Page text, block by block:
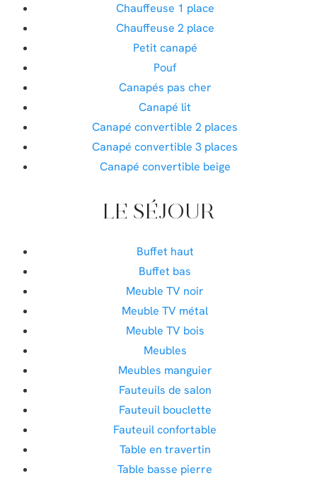
Chauffeuse 1 place
Chauffeuse 2 place
Petit canapé
Pouf
Canapés pas cher
Canapé lit
Canapé convertible 2 places
Canapé convertible 3 places
Canapé convertible beige
LE SÉJOUR
Buffet haut
Buffet bas
Meuble TV noir
Meuble TV métal
Meuble TV bois
Meubles
Meubles manguier
Fauteuils de salon
Fauteuil bouclette
Fauteuil confortable
Table en travertin
Table basse pierre